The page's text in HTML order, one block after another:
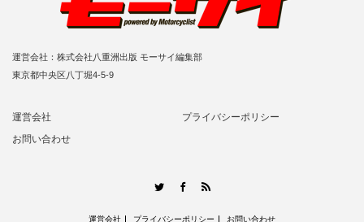
運営会社：株式会社八重洲出版 モーサイ編集部
東京都中央区八丁堀4-5-9
運営会社
プライバシーポリシー
お問い合わせ
TwitterFacebook
運営会社 プライバシーポリシー お問い合わせ